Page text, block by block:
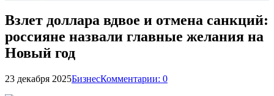
Взлет доллара вдвое и отмена санкций:
россияне назвали главные желания на
Новый год
23 декабря 2025БизнесКомментарии: 0